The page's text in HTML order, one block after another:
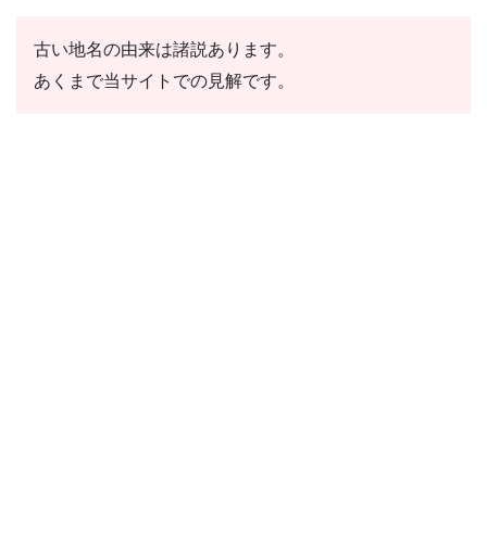
古い地名の由来は諸説あります。
あくまで当サイトでの見解です。